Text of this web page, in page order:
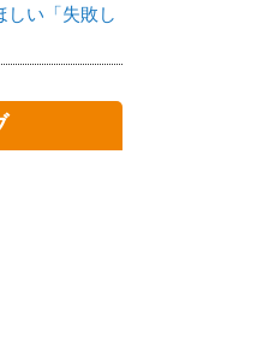
しい「失敗し